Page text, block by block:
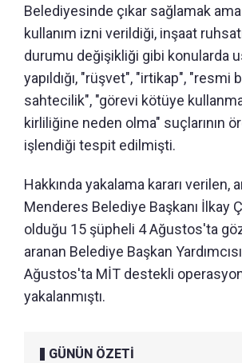
Belediyesinde çıkar sağlamak
kullanım izni verildiği, inşaat
durumu değişikliği gibi konularda
yapıldığı, "rüşvet", "irtikap", "resmi
sahtecilik", "görevi kötüye
kirliliğine neden olma" suçlarının
işlendiği tespit edilmişti.
Hakkında yakalama kararı verilen,
Menderes Belediye Başkanı İlkay
olduğu 15 şüpheli 4 Ağustos'ta
aranan Belediye Başkan
Ağustos'ta MİT destekli
yakalanmıştı.
GÜNÜN ÖZETİ